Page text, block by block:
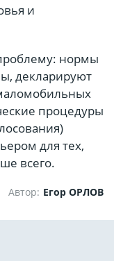
и
нормы
декларируют
процедуры
для тех,
всего.
Автор: Егор ОРЛОВ